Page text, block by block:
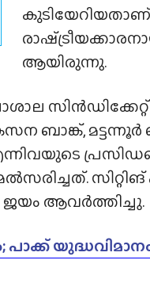
ആയിരുന്നു.
ബാങ്ക്,
ജയം ആവർത്തിച്ചു.
യുദ്ധവിമാനം